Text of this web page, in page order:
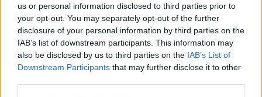
us or personal information disclosed to third parties prior to
your opt-out. You may separately opt-out of the further
disclosure of your personal information by third parties on the
IAB’s list of downstream participants. This information may
also be disclosed by us to third parties on the IAB’s List of
Downstream Participants that may further disclose it to other